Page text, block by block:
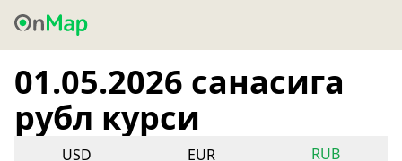
01.05.2026 санасига
рубл курси
USD EUR
RUB